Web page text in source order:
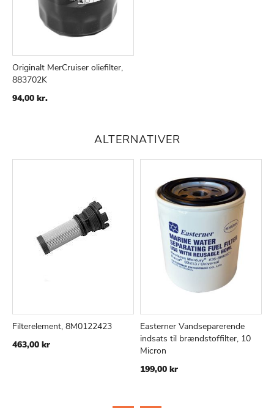
TILFØJ
TIL
ØNSKE
Originalt MerCruiser oliefilter,
883702K
94,00 kr.
ALTERNATIVER
SAMMENLIGN
Filterelement, 8M0122423
463,00 kr
Læg i kurv
TILFØJ
Easterner Vandseparerende
indsats til brændstoffilter, 10
Micron
199,00 kr